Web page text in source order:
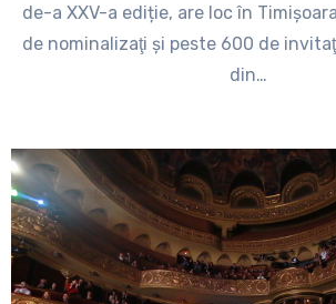
de-a XXV-a ediție, are loc în
de nominalizaţi şi peste 600 de
din…